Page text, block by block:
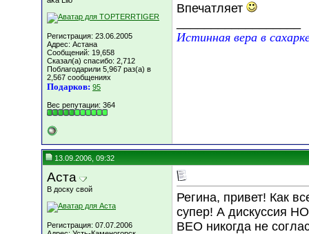
Регистрация: 23.06.2005
Адрес: Астана
Сообщений: 19,658
Сказал(а) спасибо: 2,712
Поблагодарили 5,967 раз(а) в
2,567 сообщениях
Подарков: 95
Вес репутации: 364
Впечатляет
Истинная вера в
13.09.2006, 09:32
Аста
В доску свой
Регистрация: 07.07.2006
Регина, привет! Как
супер! А дискуссия
ВЕО никогда не